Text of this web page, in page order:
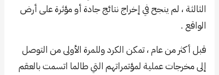
الثالثة ، لم ينجح في إخراج نتائج جادة أو مؤثرة على أرض
الواقع .
قبل أكثر من عام ، تمكن الكرد وللمرة الأولى من التوصل
إلى مخرجات عملية لمؤتمراتهم التي طالما اتسمت بالعقم